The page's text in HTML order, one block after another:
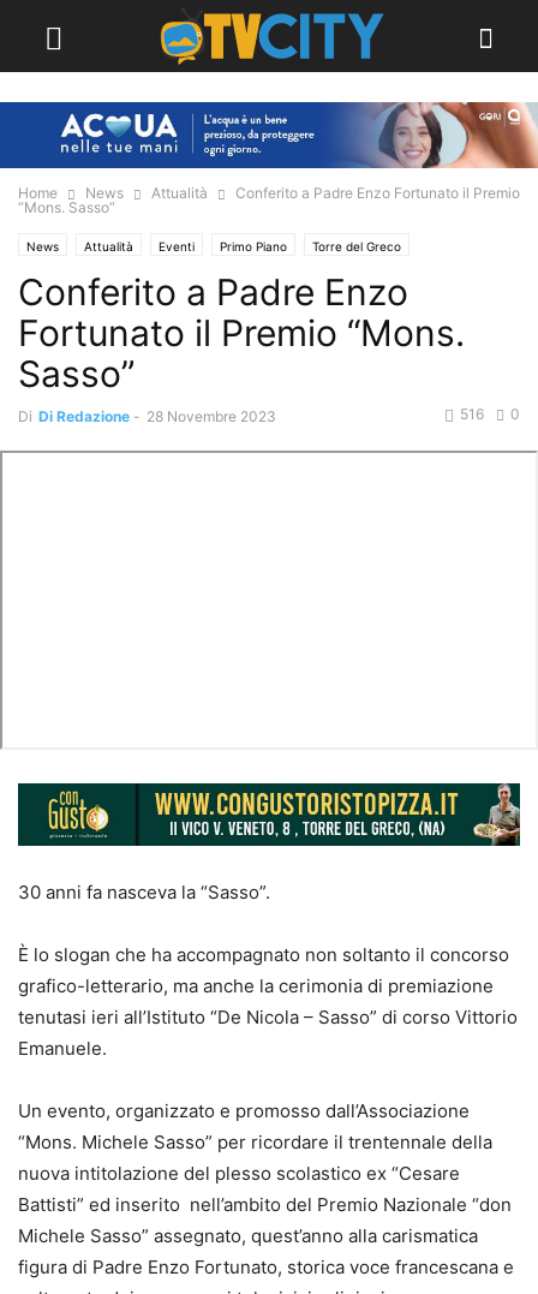
Home News Attualità
Conferito a Padre Enzo Fortunato il Premio
“Mons. Sasso”
News Attualità Eventi Primo Piano Torre del Greco
Conferito a Padre Enzo
Fortunato il Premio “Mons.
Sasso”
Di Di Redazione - 28 Novembre 2023 0
516
30 anni fa nasceva la “Sasso”.
È lo slogan che ha accompagnato non soltanto il concorso
grafico-letterario, ma anche la cerimonia di premiazione
tenutasi ieri all’Istituto “De Nicola – Sasso” di corso Vittorio
Emanuele.
Un evento, organizzato e promosso dall’Associazione
“Mons. Michele Sasso” per ricordare il trentennale della
nuova intitolazione del plesso scolastico ex “Cesare
Battisti” ed inserito nell’ambito del Premio Nazionale “don
Michele Sasso” assegnato, quest’anno alla carismatica
figura di Padre Enzo Fortunato, storica voce francescana e